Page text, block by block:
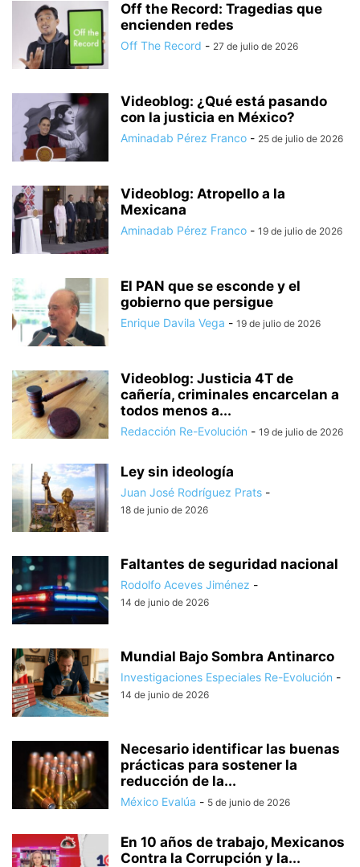
Off the Record: Tragedias que
encienden redes
Off The Record - 27 de julio de 2026
Videoblog: ¿Qué está pasando
con la justicia en México?
Aminadab Pérez Franco - 25 de julio de 2026
Videoblog: Atropello a la
Mexicana
Aminadab Pérez Franco - 19 de julio de 2026
El PAN que se esconde y el
gobierno que persigue
Enrique Davila Vega - 19 de julio de 2026
Videoblog: Justicia 4T de
cañería, criminales encarcelan a
todos menos a...
Redacción Re-Evolución - 19 de julio de 2026
Ley sin ideología
Juan José Rodríguez Prats -
18 de junio de 2026
Faltantes de seguridad nacional
Rodolfo Aceves Jiménez -
14 de junio de 2026
Mundial Bajo Sombra Antinarco
Investigaciones Especiales Re-Evolución -
14 de junio de 2026
Necesario identificar las buenas
prácticas para sostener la
reducción de la...
México Evalúa - 5 de junio de 2026
En 10 años de trabajo, Mexicanos
Contra la Corrupción y la...